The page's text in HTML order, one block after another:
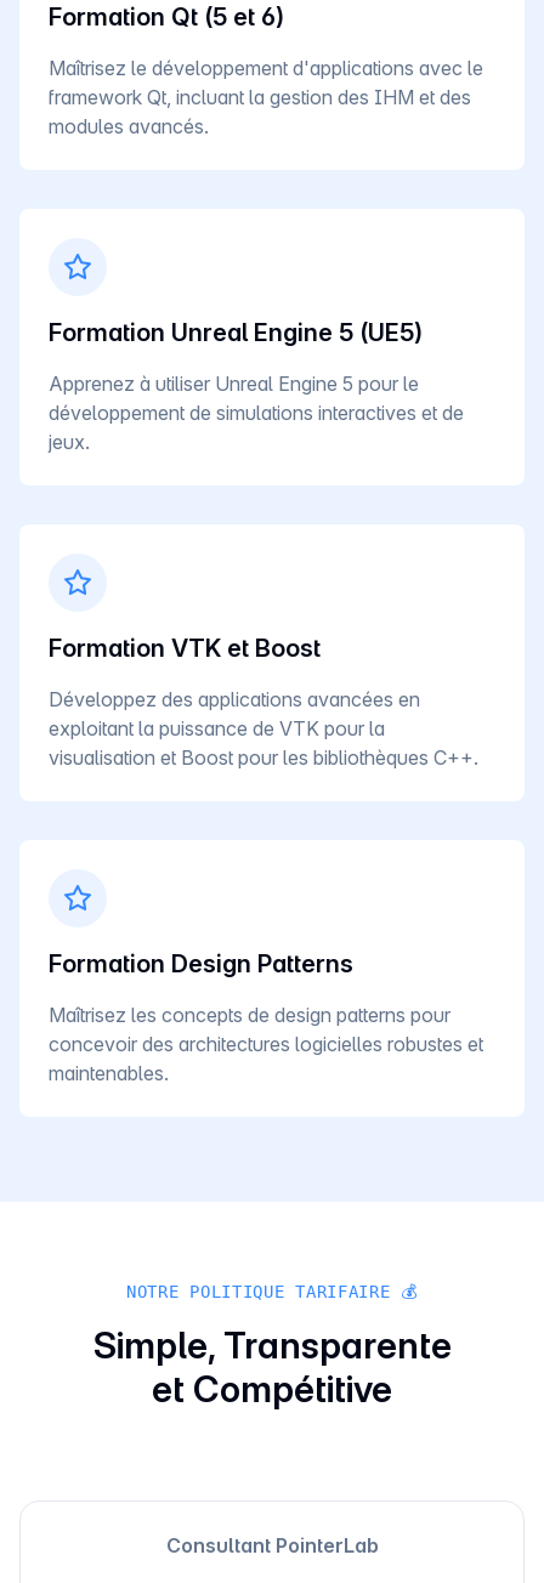
Formation Qt (5 et 6)
Maîtrisez le développement d'applications avec le
framework Qt, incluant la gestion des IHM et des
modules avancés.
Formation Unreal Engine 5 (UE5)
Apprenez à utiliser Unreal Engine 5 pour le
développement de simulations interactives et de
jeux.
Formation VTK et Boost
Développez des applications avancées en
exploitant la puissance de VTK pour la
visualisation et Boost pour les bibliothèques C++.
Formation Design Patterns
Maîtrisez les concepts de design patterns pour
concevoir des architectures logicielles robustes et
maintenables.
NOTRE POLITIQUE TARIFAIRE 💰
Simple, Transparente
et Compétitive
Consultant PointerLab